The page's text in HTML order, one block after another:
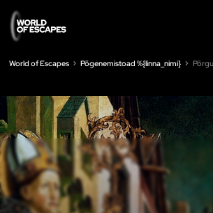
World of Escapes Põgenemistoad %{linna_nimi}